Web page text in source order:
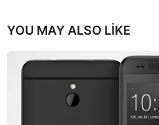
YOU MAY ALSO LIKE